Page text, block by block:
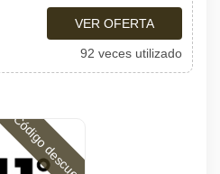
VER OFERTA
92 veces utilizado
Código descuento